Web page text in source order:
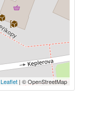
Leaflet | © OpenStreetMap